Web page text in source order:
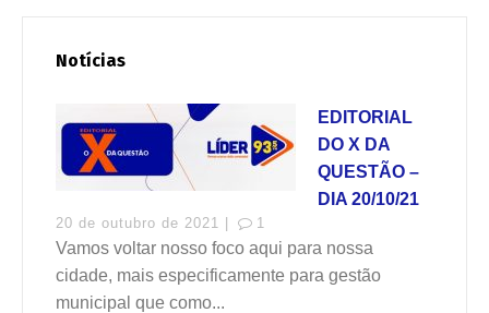
Notícias
EDITORIAL
DO X DA
QUESTÃO –
DIA 20/10/21
20 de outubro de 2021 | 1
Vamos voltar nosso foco aqui para nossa
cidade, mais especificamente para gestão
municipal que como...